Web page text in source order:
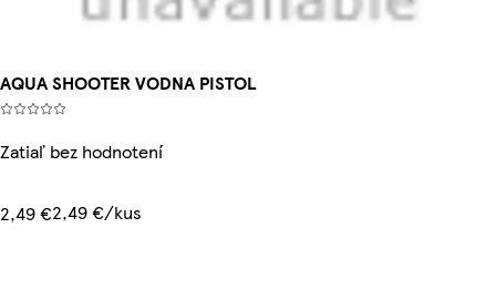
AQUA SHOOTER VODNA PISTOL
Zatiaľ bez hodnotení
2,49 €2,49 €/kus